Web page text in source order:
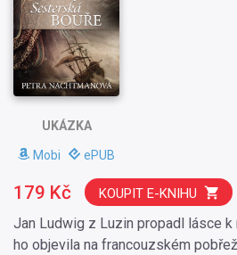
UKÁZKA
Mobi ePUB
Jan Ludwig z Luzin propadl lásce k
ho objevila na francouzském
179 Kč KOUPIT E-KNIHU